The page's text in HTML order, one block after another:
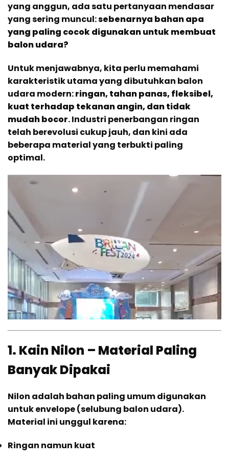
yang anggun, ada satu pertanyaan mendasar
yang sering muncul:sebenarnya bahan apa
yang paling cocok digunakan untuk membuat
balon udara?
Untuk menjawabnya, kita perlu memahami
karakteristik utama yang dibutuhkan balon
udara modern:ringan, tahan panas, fleksibel,
kuat terhadap tekanan angin, dan tidak
mudah bocor. Industri penerbangan ringan
telah berevolusi cukup jauh, dan kini ada
beberapa material yang terbukti paling
optimal.
1. Kain Nilon – Material Paling
Banyak Dipakai
Nilon adalah bahan paling umum digunakan
untuk envelope (selubung balon udara).
Material ini unggul karena:
Ringan namun kuat